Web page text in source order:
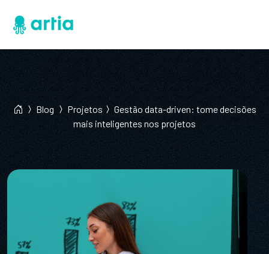
Blog Projetos
Gestão data-driven: tome decisões
mais inteligentes nos projetos